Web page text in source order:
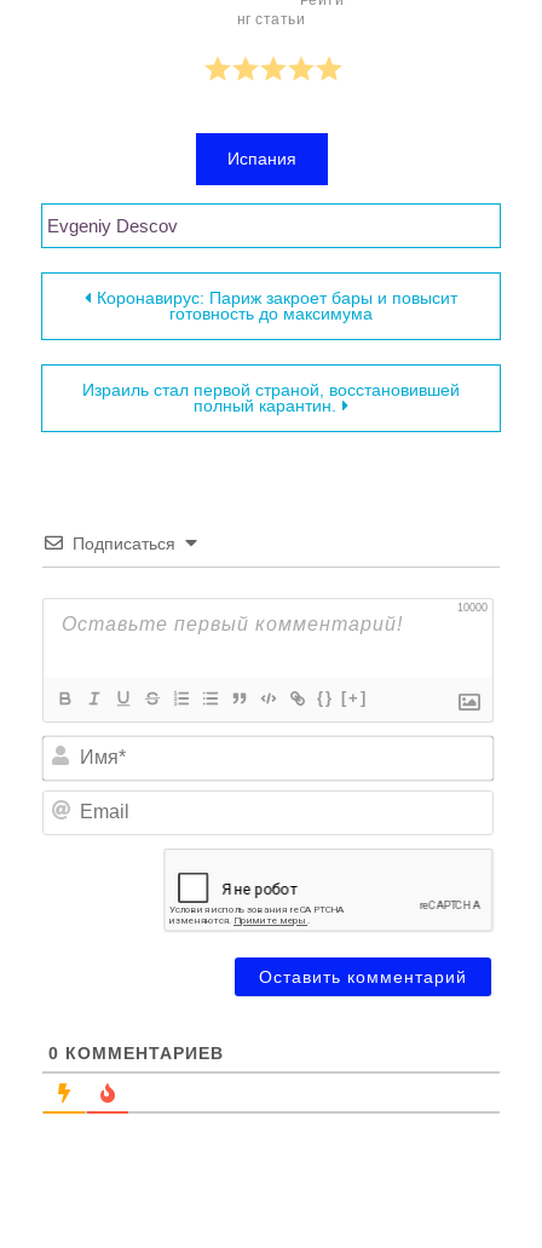
нг статьи
Испания
Evgeniy Descov
Навигация по записям
Коронавирус: Париж закроет бары и повысит
готовность до максимума
Израиль стал первой страной, восстановившей
полный карантин.
Подписаться
10000
{} [+]
Имя*
0 КОММЕНТАРИЕВ